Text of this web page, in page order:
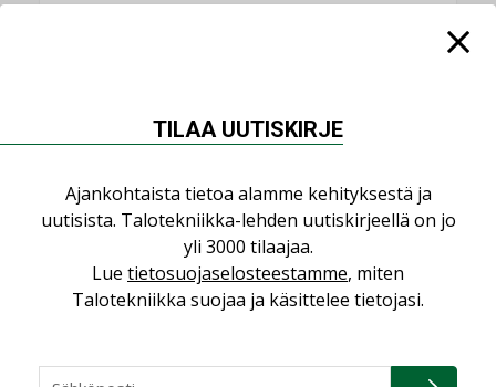
NÄKÖKULMIA
Puheista tekoihin – uusin teknologia
käyttöön kiinteistöissä
KOLUMNI
KOLUMNI
TILAA UUTISKIRJE
Ajankohtaista tietoa alamme kehityksestä ja
uutisista. Talotekniikka-lehden uutiskirjeellä on jo
yli 3000 tilaajaa.
Lue tietosuojaselosteestamme, miten
Talotekniikka suojaa ja käsittelee tietojasi.